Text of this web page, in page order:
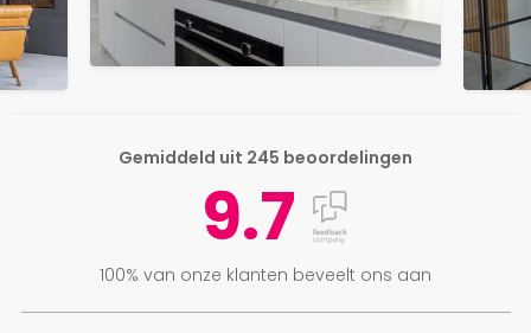
Gemiddeld uit 245 beoordelingen
9.7
100% van onze klanten beveelt ons aan